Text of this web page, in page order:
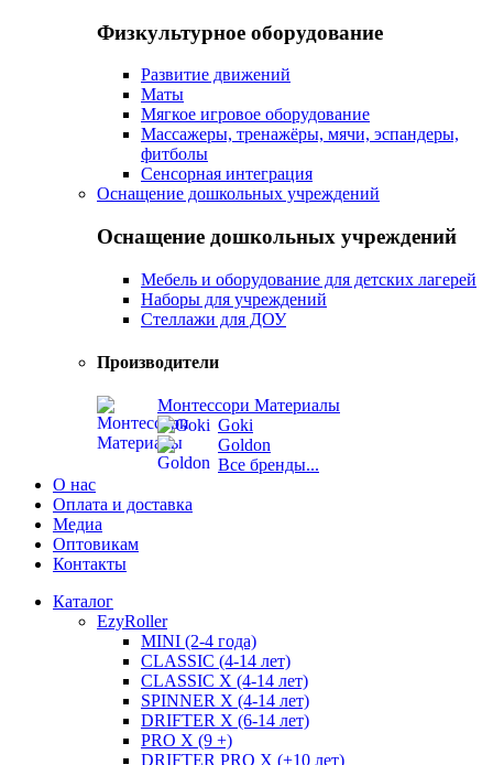
Физкультурное оборудование
Развитие движений
Маты
Мягкое игровое оборудование
Массажеры, тренажёры, мячи, эспандеры,
фитболы
Сенсорная интеграция
Оснащение дошкольных учреждений
Оснащение дошкольных учреждений
Мебель и оборудование для детских лагерей
Наборы для учреждений
Стеллажи для ДОУ
Производители
Монтессори Материалы
Goki
Goldon
Все бренды...
О нас
Оплата и доставка
Медиа
Оптовикам
Контакты
Каталог
EzyRoller
MINI (2-4 года)
CLASSIC (4-14 лет)
CLASSIC X (4-14 лет)
SPINNER X (4-14 лет)
DRIFTER X (6-14 лет)
PRO X (9 +)
DRIFTER PRO X (+10 лет)